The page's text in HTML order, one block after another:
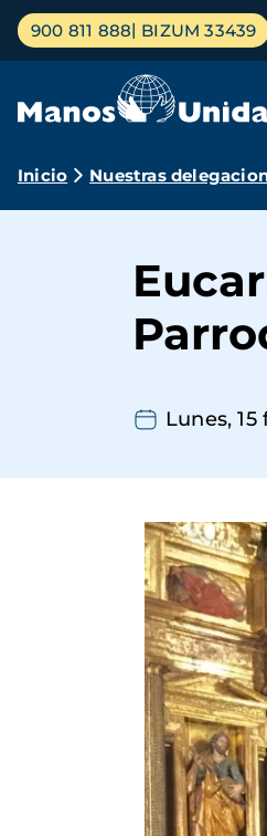
Pasar
contenido
Menú
principal
900 811 888 BIZUM 33439
Ruta
navegación
Inicio Nuestras
Lunes, 15